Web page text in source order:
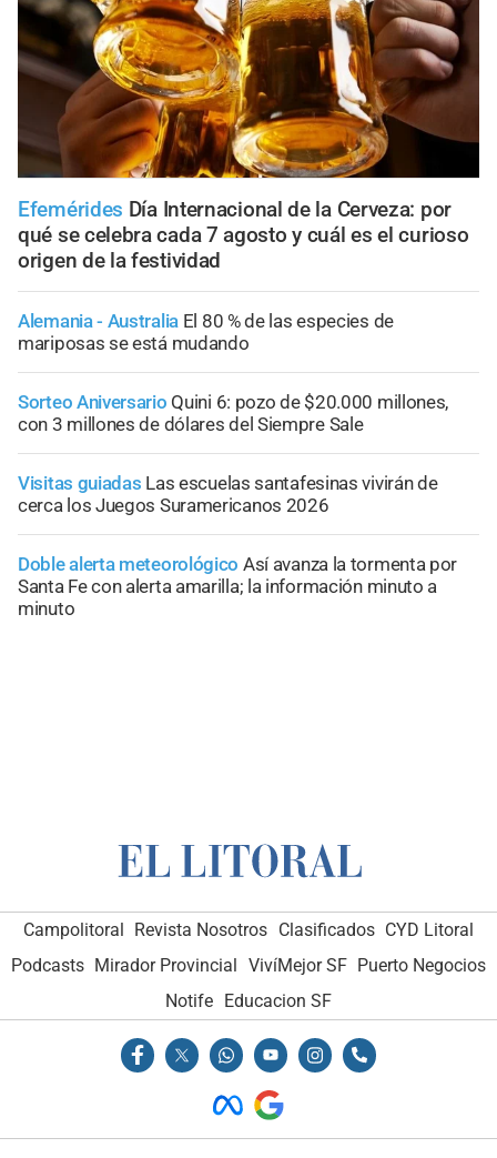
Efemérides Día Internacional de la Cerveza: por
qué se celebra cada 7 agosto y cuál es el curioso
origen de la festividad
Alemania - Australia El 80 % de las especies de
mariposas se está mudando
Sorteo Aniversario Quini 6: pozo de $20.000 millones,
con 3 millones de dólares del Siempre Sale
Visitas guiadas Las escuelas santafesinas vivirán de
cerca los Juegos Suramericanos 2026
Doble alerta meteorológico Así avanza la tormenta por
Santa Fe con alerta amarilla; la información minuto a
minuto
Campolitoral Revista Nosotros Clasificados CYD Litoral
Podcasts Mirador Provincial VivíMejor SF Puerto Negocios
Notife
Educacion SF